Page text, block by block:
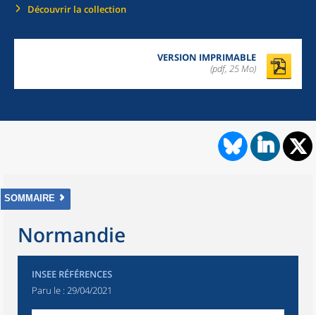
Découvrir la collection
VERSION IMPRIMABLE
(pdf, 25 Mo)
SOMMAIRE
Normandie
INSEE RÉFÉRENCES
Paru le : 29/04/2021